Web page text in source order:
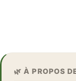
🌿 À PROPOS